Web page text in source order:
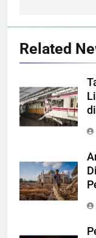
Related